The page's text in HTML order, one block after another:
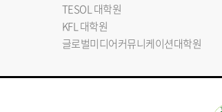
TESOL 대학원
KFL 대학원
글로벌미디어커뮤니케이션대학원